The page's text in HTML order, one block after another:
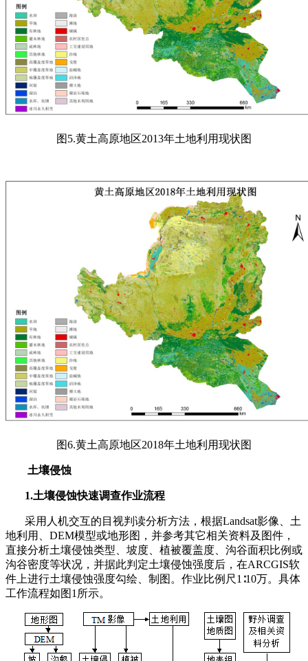
图5.黄土高原地区2013年土地利用现状图
图6.黄土高原地区2018年土地利用现状图
土壤侵蚀
1.土壤侵蚀快速调查作业流程
采用人机交互的目视判读分析方法，根据Landsat影像、土
地利用、 DEM模型或地形图，并参考其它相关资料及图件，
直接分析土壤侵蚀类型、坡度、植被覆盖度、沟谷面积比例或
沟谷密度等状况，并据此判定土壤侵蚀强度后，在ARCGIS软
件上进行土壤侵蚀强度勾绘、制图。作业比例尺 1 ∶10万。具体
工作流程如图1 所示。